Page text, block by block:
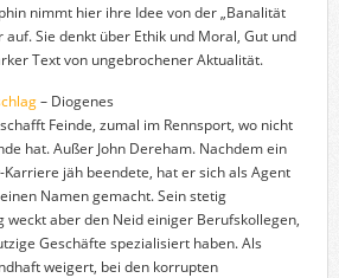
nimmt hier ihre Idee von der „Banalität
auf. Sie denkt über Ethik und Moral, Gut und
Text von ungebrochener Aktualität.
– Diogenes
Feinde, zumal im Rennsport, wo nicht
hat. Außer John Dereham. Nachdem ein
Karriere jäh beendete, hat er sich als Agent
Namen gemacht. Sein stetig
weckt aber den Neid einiger Berufskollegen,
Geschäfte spezialisiert haben. Als
weigert, bei den korrupten